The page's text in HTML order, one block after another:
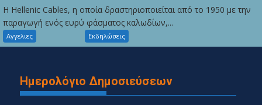
Η Hellenic Cables, η οποία δραστηριοποιείται από το 1950 με την
παραγωγή ενός ευρύ φάσματος καλωδίων,...
Αγγελιες Εκδηλώσεις
Ημερολόγιο Δημοσιεύσεων